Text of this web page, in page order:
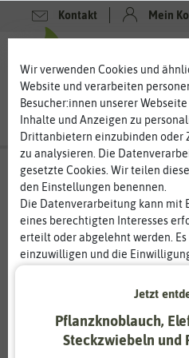
Kontakt Mein
Wir verwenden Cookies und
Website und verarbeiten
Besucher:innen unserer Webseite
Inhalte und Anzeigen zu
Drittanbietern einzubinden oder
zu analysieren. Die
gesetzte Cookies. Wir teilen
den Einstellungen benennen.
Die Datenverarbeitung kann mit
eines berechtigten Interesses
erteilt oder abgelehnt werden.
einzuwilligen und die
Informationen zur Verwendung
Essenziell
Jetzt
Pflanzknoblauch,
Steckzwiebeln und